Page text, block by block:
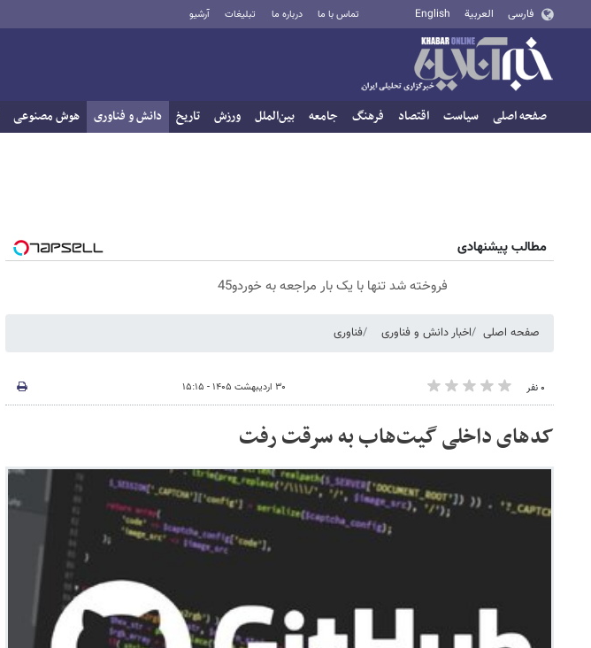
فارسی العربية English تماس با ما درباره ما تبلیغات آرشیو
صفحه اصلی سیاست اقتصاد فرهنگ جامعه بین‌الملل ورزش تاریخ دانش و فناوری هوش مصنوعی
مطالب پیشنهادی
فروخته شد تنها با یک بار مراجعه به خوردو45
صفحه اصلی اخبار دانش و فناوری فناوری
۰ نفر ۳۰ اردیبهشت ۱۴۰۵ - ۱۵:۱۵
کدهای داخلی گیت‌هاب به سرقت رفت